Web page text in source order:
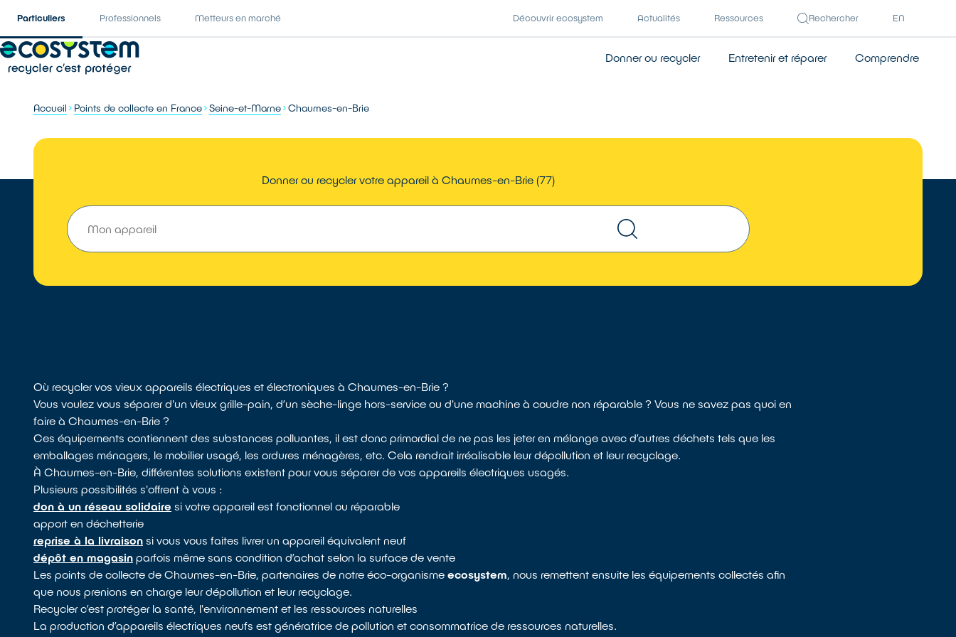
Particuliers Professionnels Metteurs en marché Découvrir ecosystem Actualités Ressources Rechercher EN
Donner ou recycler Entretenir et réparer Comprendre
Accueil Points de collecte en France Seine-et-Marne Chaumes-en-Brie
Donner ou recycler votre appareil à Chaumes-en-Brie (77)
Où recycler vos vieux appareils électriques et électroniques à Chaumes-en-Brie ?
Vous voulez vous séparer d'un vieux grille-pain, d’un sèche-linge hors-service ou d'une machine à coudre non réparable ? Vous ne savez pas quoi en
faire à Chaumes-en-Brie ?
Ces équipements contiennent des substances polluantes, il est donc primordial de ne pas les jeter en mélange avec d’autres déchets tels que les
emballages ménagers, le mobilier usagé, les ordures ménagères, etc. Cela rendrait irréalisable leur dépollution et leur recyclage.
À Chaumes-en-Brie, différentes solutions existent pour vous séparer de vos appareils électriques usagés.
Plusieurs possibilités s'offrent à vous :
don à un réseau solidaire si votre appareil est fonctionnel ou réparable
apport en déchetterie
reprise à la livraison si vous vous faites livrer un appareil équivalent neuf
dépôt en magasin parfois même sans condition d’achat selon la surface de vente
Les points de collecte de Chaumes-en-Brie, partenaires de notre éco-organismeecosystem, nous remettent ensuite les équipements collectés afin
que nous prenions en charge leur dépollution et leur recyclage.
Recycler c’est protéger la santé, l'environnement et les ressources naturelles
La production d’appareils électriques neufs est génératrice de pollution et consommatrice de ressources naturelles.